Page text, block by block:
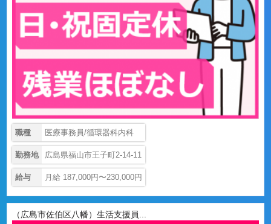
職種 医療事務員/循環器科内科
勤務地 広島県福山市王子町2-14-11
給与 月給 187,000円〜230,000円
（広島市佐伯区八幡）生活支援員...